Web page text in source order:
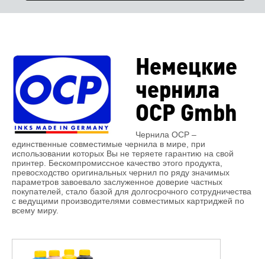
Немецкие
чернила
OCP Gmbh
Чернила OCP –
единственные совместимые чернила в мире, при
использовании которых Вы не теряете гарантию на свой
принтер. Бескомпромиссное качество этого продукта,
превосходство оригинальных чернил по ряду значимых
параметров завоевало заслуженное доверие частных
покупателей, стало базой для долгосрочного сотрудничества
с ведущими производителями совместимых картриджей по
всему миру.